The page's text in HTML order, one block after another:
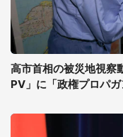
高市首相の被災地視察
PV」に「政権プロパ